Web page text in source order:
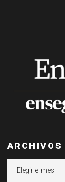
ARCHIVOS